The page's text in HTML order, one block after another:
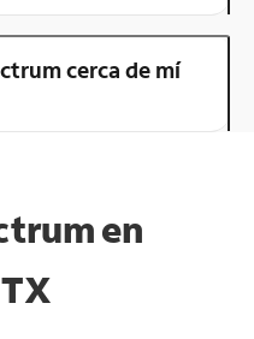
cerca de mí
en